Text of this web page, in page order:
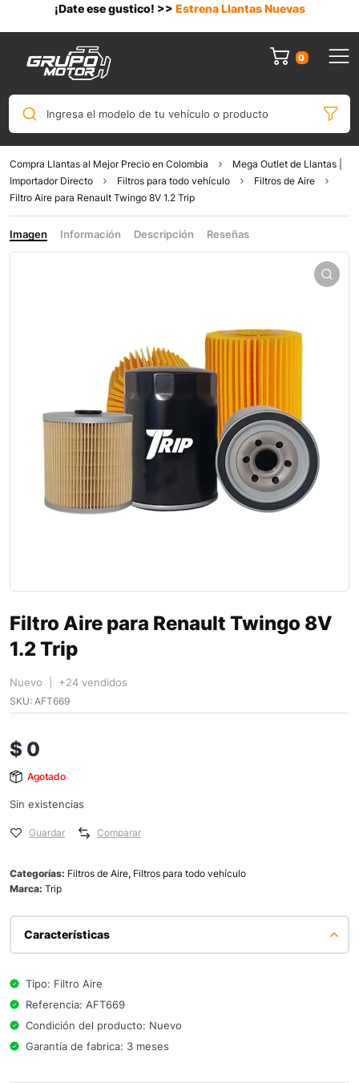
¡Date ese gustico! >> Estrena Llantas Nuevas
0
Ingresa el modelo de tu vehículo o producto
Compra Llantas al Mejor Precio en Colombia
Mega Outlet de Llantas |
Importador Directo
Filtros para todo vehículo
Filtros de Aire
Filtro Aire para Renault Twingo 8V 1.2 Trip
Imagen Información Descripción Reseñas
Filtro Aire para Renault Twingo 8V
1.2 Trip
Nuevo | +24 vendidos
SKU: AFT669
$ 0
Agotado
Sin existencias
Guardar Comparar
Categorías: Filtros de Aire, Filtros para todo vehículo
Marca: Trip
Características
Tipo: Filtro Aire
Referencia: AFT669
Condición del producto: Nuevo
Garantía de fabrica: 3 meses